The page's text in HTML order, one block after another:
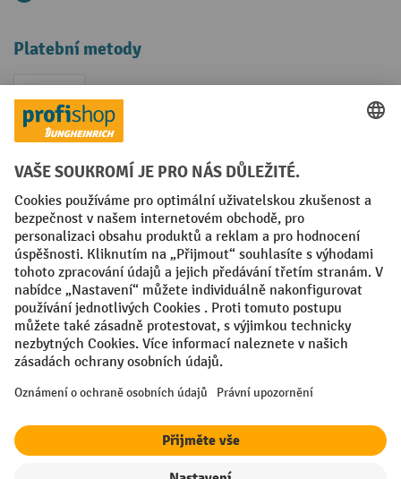
Platební metody
Faktura
Sociální sítě
Facebook
YouTubeLinkedIn
VODP Otisk
Prohlášení o ochraně osobních údajů
Nastavení ochrany osobních údajů
All prices excl. VAT plusshipping costsand possible delivery charges,
¹ Sleva platí do vyprodání zásob. Sleva se nevztahuje na akční ceny.